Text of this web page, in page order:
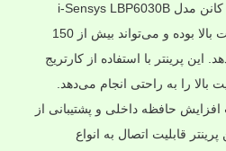
بالا چاپ می‌کند. پرینتر لیزری کانن مدل i-Sensys LBP6030B
دارای یک سینی کاغذ با ظرفیت بالا بوده و می‌تواند بیش از 150
این پرینتر با استفاده از کارتریج
بالا را به راحتی انجام می‌دهد.
افزایش حافظه داخلی و پشتیبانی از
قابلیت اتصال به انواع